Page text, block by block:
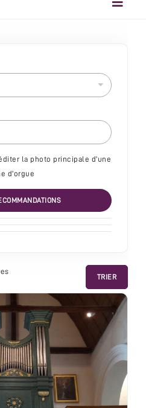
la photo principale d'une
d'orgue
TRIER
s